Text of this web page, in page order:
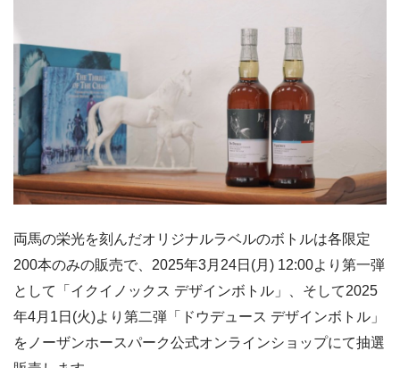
両馬の栄光を刻んだオリジナルラベルのボトルは各限定
200本のみの販売で、2025年3月24日(月) 12:00より第一弾
として「イクイノックス デザインボトル」、そして2025
年4月1日(火)より第二弾「ドウデュース デザインボトル」
をノーザンホースパーク公式オンラインショップにて抽選